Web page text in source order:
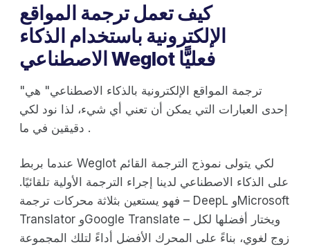
كيف تعمل ترجمة المواقع
الإلكترونية باستخدام الذكاء
الاصطناعي Weglot فعليًّا
"ترجمة المواقع الإلكترونية بالذكاء الاصطناعي" هي
إحدى العبارات التي يمكن أن تعني أي شيء، لذا نود لكي
دقيقين في ما .
عندما بربط Weglot لكي يتولى نموذج الترجمة القائم
على الذكاء الاصطناعي لدينا إجراء الترجمة الأولية تلقائيًا.
فهو يستعين بثلاثة محركات ترجمة – DeepL وMicrosoft
Translator وGoogle Translate – ويختار أفضلها لكل
زوج لغوي، بناءً على المحرك الأفضل أداءً لتلك المجموعة